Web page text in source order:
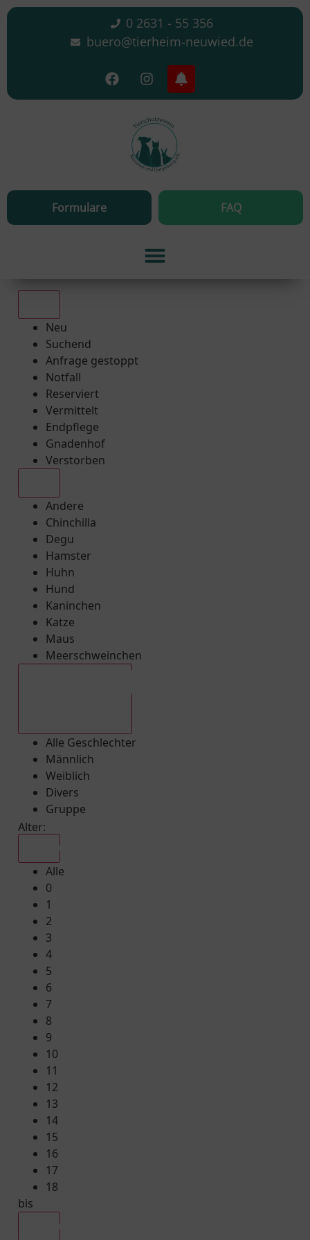
0 2631 - 55 356
buero@tierheim-neuwied.de
Formulare FAQ
Neu
Suchend
Anfrage gestoppt
Notfall
Reserviert
Vermittelt
Endpflege
Gnadenhof
Verstorben
Andere
Chinchilla
Degu
Hamster
Huhn
Hund
Kaninchen
Katze
Maus
Meerschweinchen
Alle Geschlechter
Männlich
Weiblich
Divers
Gruppe
Alter:
Alle
0
1
2
3
4
5
6
7
8
9
10
11
12
13
14
15
16
17
18
bis